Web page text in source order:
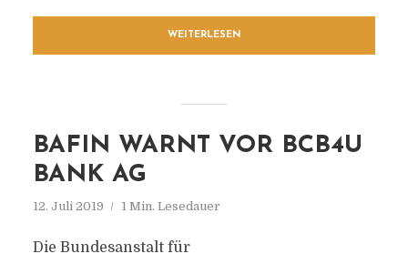
WEITERLESEN
BAFIN WARNT VOR BCB4U
BANK AG
12. Juli 2019 1 Min. Lesedauer
Die Bundesanstalt für